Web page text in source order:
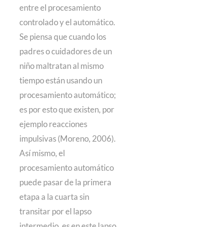
entre el procesamiento
controlado y el automático.
Se piensa que cuando los
padres o cuidadores de un
niño maltratan al mismo
tiempo están usando un
procesamiento automático;
es por esto que existen, por
ejemplo reacciones
impulsivas (Moreno, 2006).
Así mismo, el
procesamiento automático
puede pasar de la primera
etapa a la cuarta sin
transitar por el lapso